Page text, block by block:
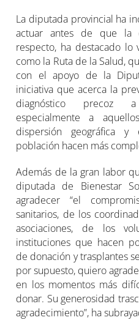
La diputada provincial ha
actuar antes de que la
respecto, ha destacado lo
como la Ruta de la Salud,
con el apoyo de la
iniciativa que acerca la
diagnóstico precoz
especialmente a
dispersión geográfica
población hacen más
Además de la gran labor
diputada de Bienestar
agradecer “el
sanitarios, de los
asociaciones, de los
instituciones que hacen
de donación y trasplantes
por supuesto, quiero
en los momentos más
donar. Su generosidad
agradecimiento”, ha